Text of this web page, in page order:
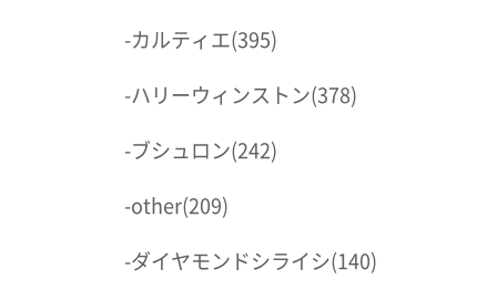
-カルティエ(395)
-ハリーウィンストン(378)
-ブシュロン(242)
-other(209)
-ダイヤモンドシライシ(140)